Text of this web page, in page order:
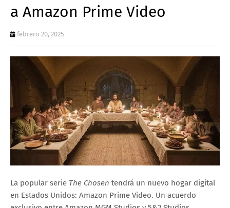
a Amazon Prime Video
febrero 20, 2025
La popular serie The Chosen tendrá un nuevo hogar digital
en Estados Unidos: Amazon Prime Video. Un acuerdo